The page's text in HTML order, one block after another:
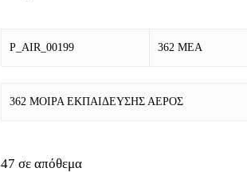
P_AIR_00199 362 ΜΕΑ
362 ΜΟΙΡΑ ΕΚΠΑΙΔΕΥΣΗΣ ΑΕΡΟΣ
47 σε απόθεμα